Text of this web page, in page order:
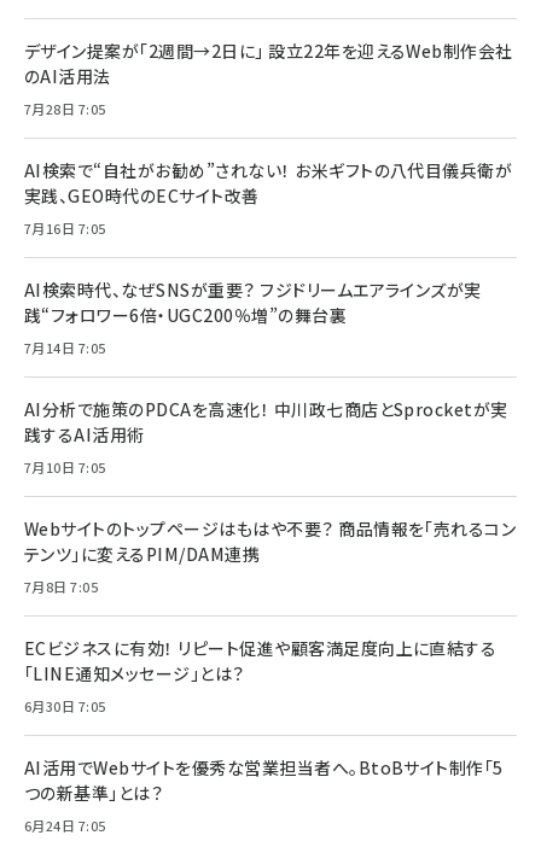
デザイン提案が「2週間→2日に」 設立22年を迎えるWeb制作会社
のAI活用法
7月28日 7:05
AI検索で“自社がお勧め”されない！ お米ギフトの八代目儀兵衛が
実践、GEO時代のECサイト改善
7月16日 7:05
AI検索時代、なぜSNSが重要？ フジドリームエアラインズが実
践“フォロワー6倍・UGC200％増”の舞台裏
7月14日 7:05
AI分析で施策のPDCAを高速化！ 中川政七商店とSprocketが実
践するAI活用術
7月10日 7:05
Webサイトのトップページはもはや不要？ 商品情報を「売れるコン
テンツ」に変えるPIM/DAM連携
7月8日 7:05
ECビジネスに有効！ リピート促進や顧客満足度向上に直結する
「LINE通知メッセージ」とは？
6月30日 7:05
AI活用でWebサイトを優秀な営業担当者へ。BtoBサイト制作「5
つの新基準」とは？
6月24日 7:05